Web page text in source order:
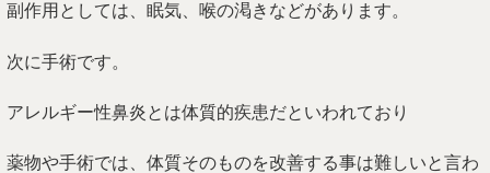
副作用としては、眠気、喉の渇きなどがあります。
次に手術です。
アレルギー性鼻炎とは体質的疾患だといわれており
薬物や手術では、体質そのものを改善する事は難しいと言わ